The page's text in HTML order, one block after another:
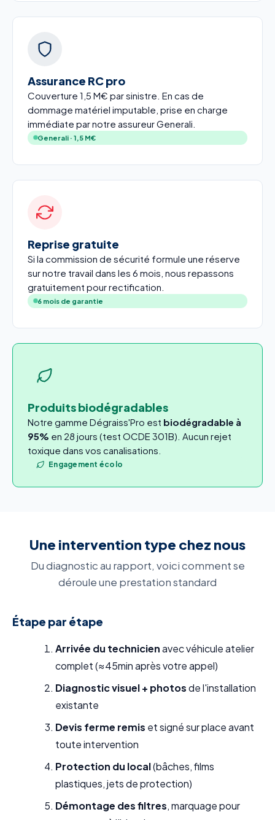
Assurance RC pro
Couverture 1,5 M€ par sinistre. En cas de
dommage matériel imputable, prise en charge
immédiate par notre assureur Generali.
Generali · 1,5 M€
Reprise gratuite
Si la commission de sécurité formule une réserve
sur notre travail dans les 6 mois, nous repassons
gratuitement pour rectification.
6 mois de garantie
Produits biodégradables
Notre gamme Dégraiss'Pro est biodégradable à
95% en 28 jours (test OCDE 301B). Aucun rejet
toxique dans vos canalisations.
Engagement écolo
Une intervention type chez nous
Du diagnostic au rapport, voici comment se
déroule une prestation standard
Étape par étape
Arrivée du technicienavec véhicule atelier
complet (≈45min après votre appel)
Diagnostic visuel + photosde l'installation
existante
Devis ferme remis et signé sur place avant
toute intervention
Protection du local(bâches, films
plastiques, jets de protection)
Démontage des filtres, marquage pour